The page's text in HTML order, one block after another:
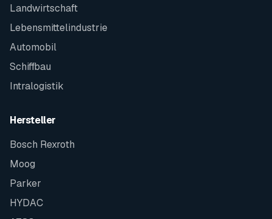
Landwirtschaft
Lebensmittelindustrie
Automobil
Schiffbau
Intralogistik
Hersteller
Bosch Rexroth
Moog
Parker
HYDAC